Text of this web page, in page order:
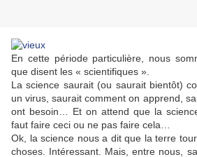
En cette période particulière, nous
que disent les « scientifiques ».
La science saurait (ou saurait bientôt)
un virus, saurait comment on apprend,
ont besoin… Et on attend que la
faut faire ceci ou ne pas faire cela…
Ok, la science nous a dit que la terre
choses. Intéressant. Mais, entre nous,